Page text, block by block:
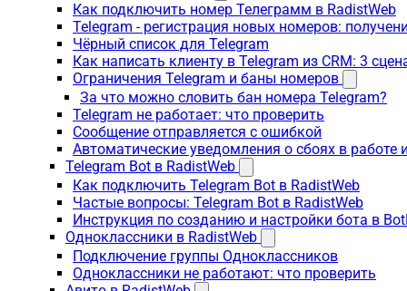
Как подключить номер Телеграмм в RadistWeb
Telegram - регистрация новых номеров:
Чёрный список для Telegram
Как написать клиенту в Telegram из CRM: 3
Ограничения Telegram и баны номеров
За что можно словить бан номера Telegram?
Telegram не работает: что проверить
Сообщение отправляется с ошибкой
Автоматические уведомления о сбоях в работе
Telegram Bot в RadistWeb
Как подключить Telegram Bot в RadistWeb
Частые вопросы: Telegram Bot в RadistWeb
Инструкция по созданию и настройки бота в
Одноклассники в RadistWeb
Подключение группы Одноклассников
Одноклассники не работают: что проверить